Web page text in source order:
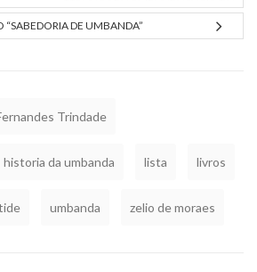
DE UMBANDA”
Trindade
historia da umbanda lista livros
umbanda zelio de moraes